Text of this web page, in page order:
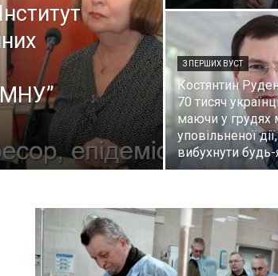
З ПЕРШИХ ВУСТ
Костянтин
70 тисяч
маючи у грудях
уповільненої
вибухнути будь-